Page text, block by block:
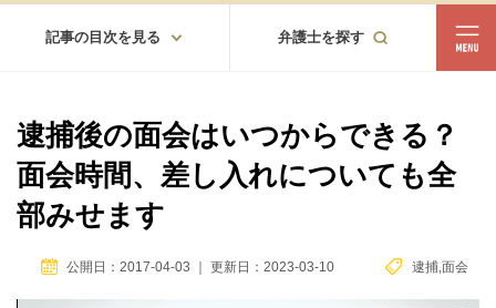
記事の目次を見る 弁護士を探す
都道府県から探す
北海道・東北
北海道 青森
北陸・甲信越
逮捕後の面会はいつからできる？
面会時間、差し入れについても全
部みせます
公開日：2017-04-03 ｜更新日：2023-03-10 逮捕 面会